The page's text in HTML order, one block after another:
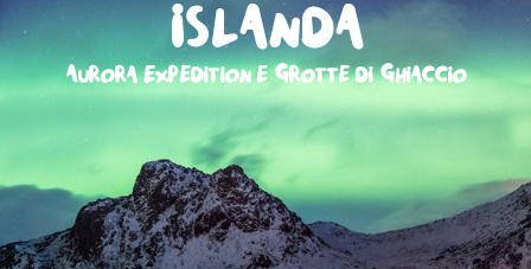
Islanda
Aurora Expedition e Grotte di Ghiaccio